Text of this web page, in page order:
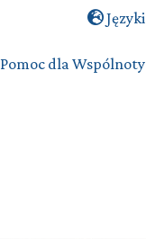
Języki
Pomoc dla Wspólnoty